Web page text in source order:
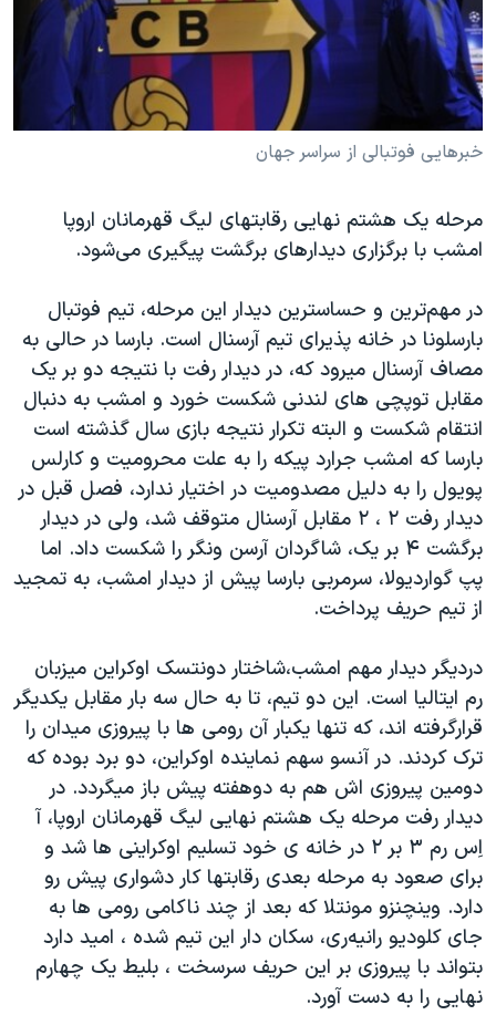
فرهنگ و زندگی
حقوق شهروندی
اقتصادی
علم و فناوری
گالری عکس
آرشیو پخش زنده
مستندها
انتخابات ریاست جمهوری آمریکا ۲۰۲۴
حمله جمهوری اسلامی به اسرائیل
رمز مهسا
اعتراضات زن، زندگی، آزادی
مجموعه مستندهای دادخواهی
تریبونال مردمی آبان ۹۸
دادگاه حمید نوری
چهل سال گروگان‌گیری
قانون شفافیت دارائی کادر رهبری ایران
اعتراضات مردمی آبان ۹۸
اسرائیل در جنگ
نرگس محمدی برنده جایزه نوبل صلح
همایش محافظه‌کاران آمریکا «سی‌پک»
صفحه‌های ویژه
سفر پرزیدنت ترامپ به چین
دنبال کنید
زبانهای مختلف
خبرهایی فوتبالی از سراسر جهان
مرحله یک هشتم نهایی رقابتهای لیگ قهرمانان اروپا
امشب با برگزاری دیدارهای برگشت پیگیری می‌شود.
در مهم‌ترین و حساسترین دیدار این مرحله، تیم فوتبال
بارسلونا در خانه پذیرای تیم آرسنال است. بارسا در حالی به
مصاف آرسنال میرود که، در دیدار رفت با نتیجه دو بر یک
مقابل توپچی های لندنی شکست خورد و امشب به دنبال
انتقام شکست و البته تکرار نتیجه بازی سال گذشته است
بارسا که امشب جرارد پیکه را به علت محرومیت و کارلس
پویول را به دلیل مصدومیت در اختیار ندارد، فصل قبل در
دیدار رفت ۲ ، ۲ مقابل آرسنال متوقف شد، ولی در دیدار
برگشت ۴ بر یک، شاگردان آرسن ونگر را شکست داد. اما
پپ گواردیولا، سرمربی بارسا پیش از دیدار امشب، به تمجید
از تیم حریف پرداخت.
دردیگر دیدار مهم امشب،شاختار دونتسک اوکراین میزبان
رم ایتالیا است. این دو تیم، تا به حال سه بار مقابل یکدیگر
قرارگرفته اند، که تنها یکبار آن رومی ها با پیروزی میدان را
ترک کردند. در آنسو سهم نماینده اوکراین، دو برد بوده که
دومین پیروزی اش هم به دوهفته پیش باز میگردد. در
دیدار رفت مرحله یک هشتم نهایی لیگ قهرمانان اروپا، آ
اِس رم ۳ بر ۲ در خانه ی خود تسلیم اوکراینی ها شد و
برای صعود به مرحله بعدی رقابتها کار دشواری پیش رو
دارد. وینچنزو مونتلا که بعد از چند ناکامی رومی ها به
جای کلودیو رانیه‌ری، سکان دار این تیم شده ، امید دارد
بتواند با پیروزی بر این حریف سرسخت ، بلیط یک چهارم
نهایی را به دست آورد.